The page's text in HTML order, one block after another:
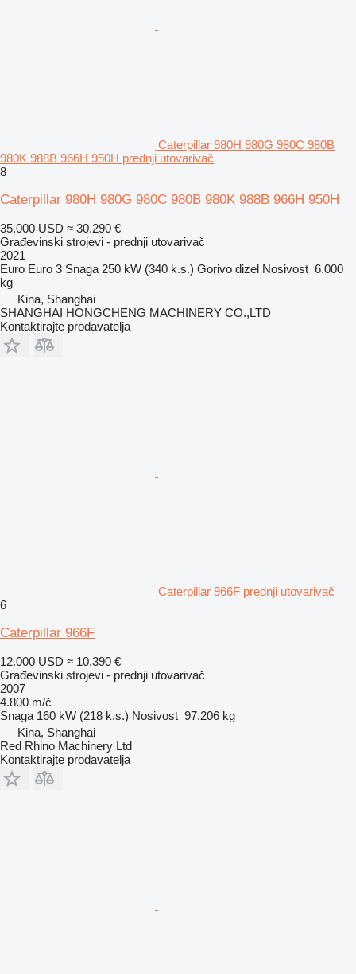
Caterpillar 980H 980G 980C 980B
980K 988B 966H 950H prednji utovarivač
8
Caterpillar 980H 980G 980C 980B 980K 988B 966H 950H
35.000 USD ≈ 30.290 €
Građevinski strojevi - prednji utovarivač
2021
Euro Euro 3 Snaga 250 kW (340 k.s.) Gorivo dizel Nosivost 6.000
kg
Kina, Shanghai
SHANGHAI HONGCHENG MACHINERY CO.,LTD
Kontaktirajte prodavatelja
Caterpillar 966F prednji utovarivač
6
Caterpillar 966F
12.000 USD ≈ 10.390 €
Građevinski strojevi - prednji utovarivač
2007
4.800 m/č
Snaga 160 kW (218 k.s.) Nosivost 97.206 kg
Kina, Shanghai
Red Rhino Machinery Ltd
Kontaktirajte prodavatelja